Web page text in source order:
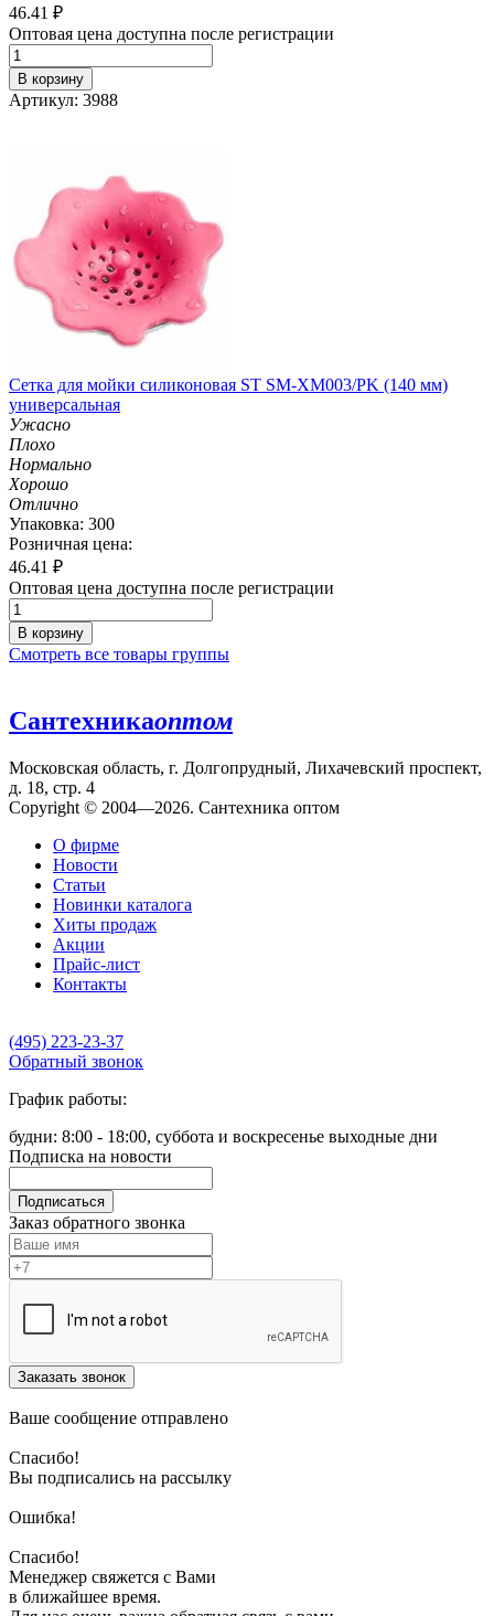
46.41 ₽
Оптовая цена доступна после регистрации
В корзину
Артикул: 3988
Сетка для мойки силиконовая ST SM-XM003/PK (140 мм)
универсальная
Ужасно
Плохо
Нормально
Хорошо
Отлично
Упаковка: 300
Розничная цена:
46.41 ₽
Оптовая цена доступна после регистрации
В корзину
Смотреть все товары группы
Сантехникаоптом
Московская область, г. Долгопрудный, Лихачевский проспект,
д. 18, стр. 4
Copyright © 2004—2026. Сантехника оптом
О фирме
Новости
Статьи
Новинки каталога
Хиты продаж
Акции
Прайс-лист
Контакты
(495) 223-23-37
Обратный звонок
График работы:
будни: 8:00 - 18:00, суббота и воскресенье выходные дни
Подписка на новости
Подписаться
Заказ обратного звонка
Заказать звонок
Ваше сообщение отправлено
Спасибо!
Вы подписались на рассылку
Ошибка!
Спасибо!
Менеджер свяжется с Вами
в ближайшее время.